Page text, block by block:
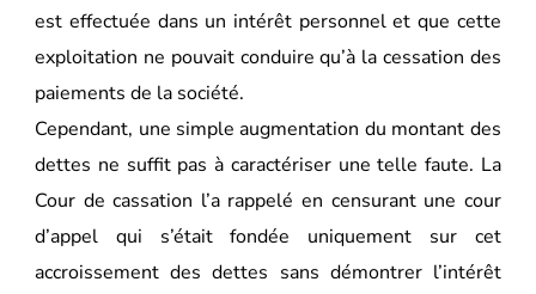
est effectuée dans un intérêt personnel et que cette
exploitation ne pouvait conduire qu’à la cessation des
paiements de la société.
Cependant, une simple augmentation du montant des
dettes ne suffit pas à caractériser une telle faute. La
Cour de cassation l’a rappelé en censurant une cour
d’appel qui s’était fondée uniquement sur cet
accroissement des dettes sans démontrer l’intérêt